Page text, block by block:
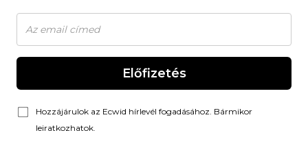
Előfizetés
Hozzájárulok az Ecwid hírlevél fogadásához. Bármikor
leiratkozhatok.